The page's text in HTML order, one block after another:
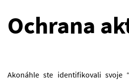
Ochrana
Akonáhle ste identifikovali svoje